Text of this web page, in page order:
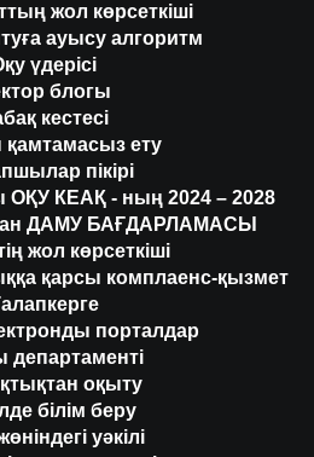
жол көрсеткіші
ауысу алгоритм
үдерісі
блогы
кестесі
ету
пікірі
ОҚУ КЕАҚ - ның 2024 – 2028
ДАМУ БАҒДАРЛАМАСЫ
жол көрсеткіші
қарсы комплаенс-қызмет
порталдар
департаменті
оқыту
білім беру
уәкілі